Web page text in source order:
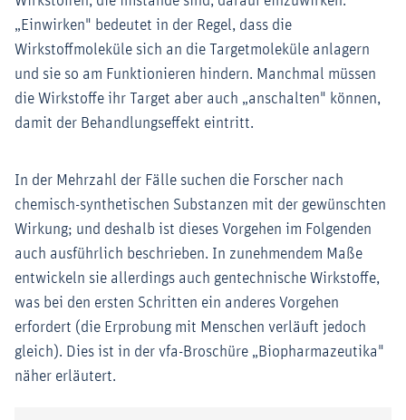
„Einwirken" bedeutet in der Regel, dass die
Wirkstoffmoleküle sich an die Targetmoleküle anlagern
und sie so am Funktionieren hindern. Manchmal müssen
die Wirkstoffe ihr Target aber auch „anschalten" können,
damit der Behandlungseffekt eintritt.
In der Mehrzahl der Fälle suchen die Forscher nach
chemisch-synthetischen Substanzen mit der gewünschten
Wirkung; und deshalb ist dieses Vorgehen im Folgenden
auch ausführlich beschrieben. In zunehmendem Maße
entwickeln sie allerdings auch gentechnische Wirkstoffe,
was bei den ersten Schritten ein anderes Vorgehen
erfordert (die Erprobung mit Menschen verläuft jedoch
gleich). Dies ist in der vfa-Broschüre „Biopharmazeutika"
näher erläutert.